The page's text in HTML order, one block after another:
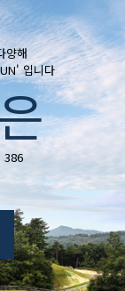
양해
입니다
386